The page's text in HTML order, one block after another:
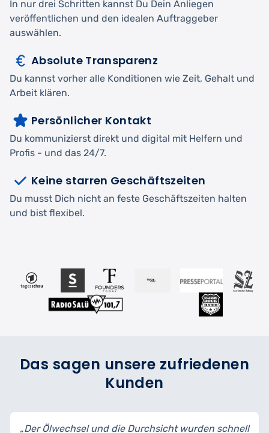
In nur drei Schritten kannst Du Dein Anliegen
veröffentlichen und den idealen Auftraggeber
auswählen.
Absolute Transparenz
Du kannst vorher alle Konditionen wie Zeit, Gehalt und
Arbeit klären.
Persönlicher Kontakt
Du kommunizierst direkt und digital mit Helfern und
Profis - und das 24/7.
Keine starren Geschäftszeiten
Du musst Dich nicht an feste Geschäftszeiten halten
und bist flexibel.
Das sagen unsere zufriedenen
Kunden
Durchsicht wurden schnell „Ich habe mein Auto zur